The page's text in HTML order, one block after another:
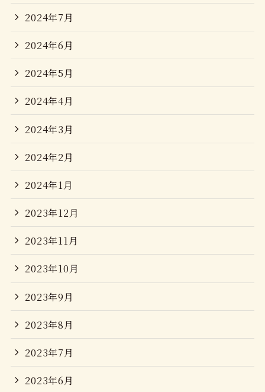
2024年7月
2024年6月
2024年5月
2024年4月
2024年3月
2024年2月
2024年1月
2023年12月
2023年11月
2023年10月
2023年9月
2023年8月
2023年7月
2023年6月